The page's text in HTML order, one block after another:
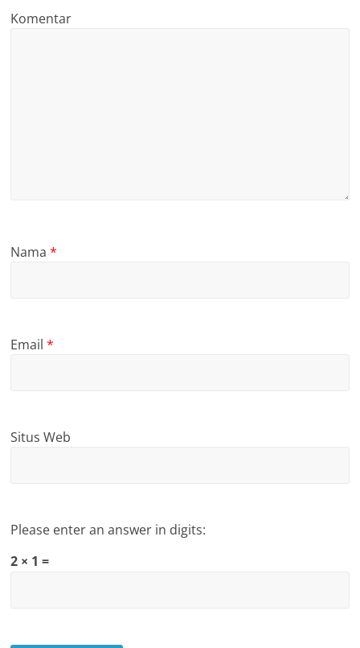
Komentar
Nama*
Email*
Situs Web
Please enter an answer in digits:
2 × 1 =